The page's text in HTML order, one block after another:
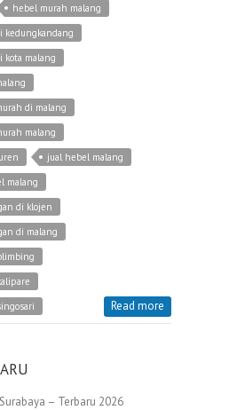
hebel murah malang
kedungkandang
kota malang
di malang
malang
jual hebel malang
malang
di klojen
di malang
Read more
– Terbaru 2026